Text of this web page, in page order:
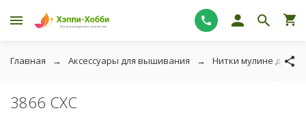
Главная Аксессуары для вышивания Нитки мулине для
3866 СХС